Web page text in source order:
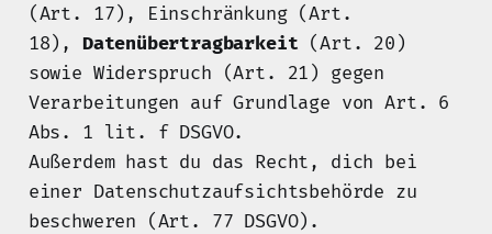
(Art. 17), Einschränkung (Art.
18), Datenübertragbarkeit (Art. 20)
sowie Widerspruch (Art. 21) gegen
Verarbeitungen auf Grundlage von Art. 6
Abs. 1 lit. f DSGVO.
Außerdem hast du das Recht, dich bei
einer Datenschutzaufsichtsbehörde zu
beschweren (Art. 77 DSGVO).